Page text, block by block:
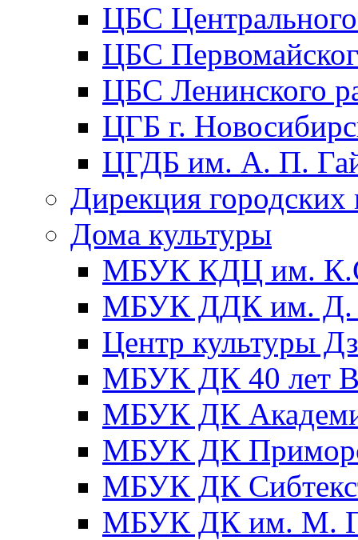
ЦБС
ЦБС
ЦБС Ленинского
ЦГБ г.
ЦГДБ им. А. П.
Дирекция городских
Дома культуры
МБУК КДЦ им.
МБУК ДДК им. Д.
Центр культуры
МБУК ДК 40 лет
МБУК ДК
МБУК ДК
МБУК ДК
МБУК ДК им. М.